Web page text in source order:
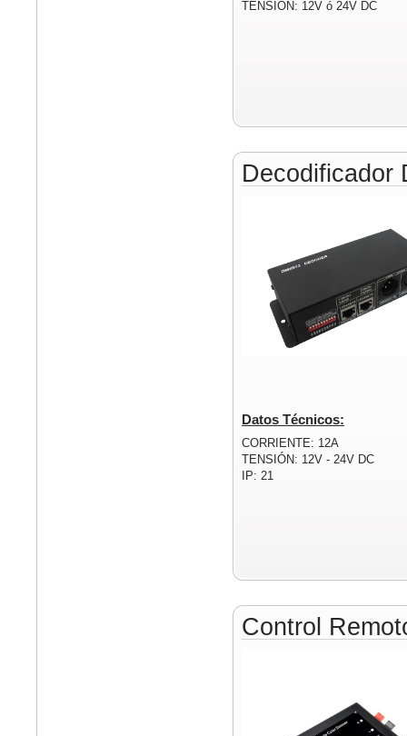
TENSIÓN: 12V ó 24V DC
Decodificador
Datos Técnicos:
CORRIENTE: 12A
TENSIÓN: 12V - 24V DC
IP: 21
Control